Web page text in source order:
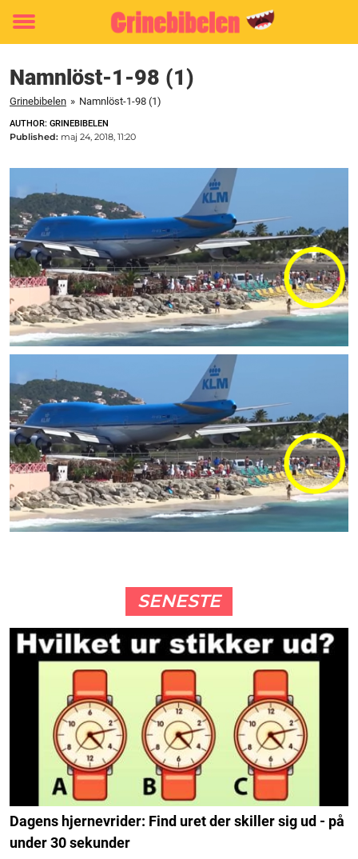
Toggle
Namnlöst-1-98 (1)
Grinebibelen » Namnlöst-1-98 (1)
AUTHOR: GRINEBIBELEN
Published: maj 24, 2018, 11:20
SENESTE
Dagens hjernevrider: Find uret der skiller sig ud - på
under 30 sekunder